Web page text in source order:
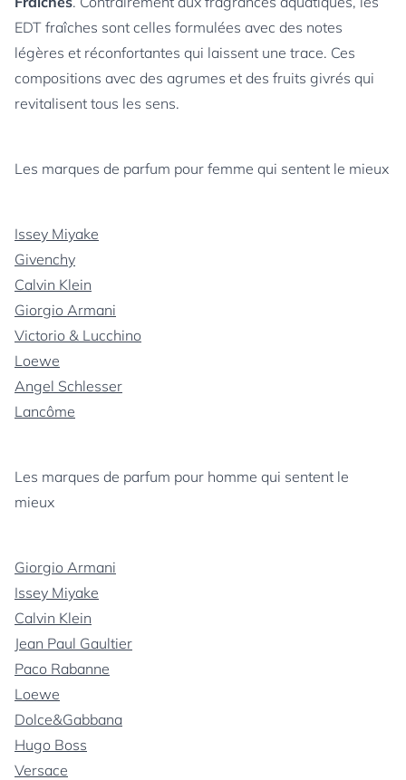
EDT fraîches sont celles formulées avec des notes
légères et réconfortantes qui laissent une trace. Ces
compositions avec des agrumes et des fruits givrés qui
revitalisent tous les sens.
Les marques de parfum pour femme qui sentent le mieux
Issey Miyake
Givenchy
Calvin Klein
Giorgio Armani
Victorio & Lucchino
Loewe
Angel Schlesser
Lancôme
Les marques de parfum pour homme qui sentent le
mieux
Giorgio Armani
Issey Miyake
Calvin Klein
Jean Paul Gaultier
Paco Rabanne
Loewe
Dolce&Gabbana
Hugo Boss
Versace